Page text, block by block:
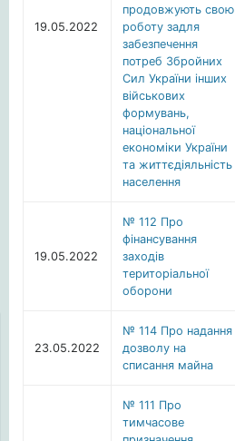
19.05.2022
продовжують свою
роботу задля
забезпечення
потреб Збройних
Сил України інших
військових
формувань,
національної
економіки України
та життєдіяльність
населення
19.05.2022
№ 112 Про
фінансування
заходів
територіальної
оборони
23.05.2022
№ 114 Про надання
дозволу на
списання майна
№ 111 Про
тимчасове